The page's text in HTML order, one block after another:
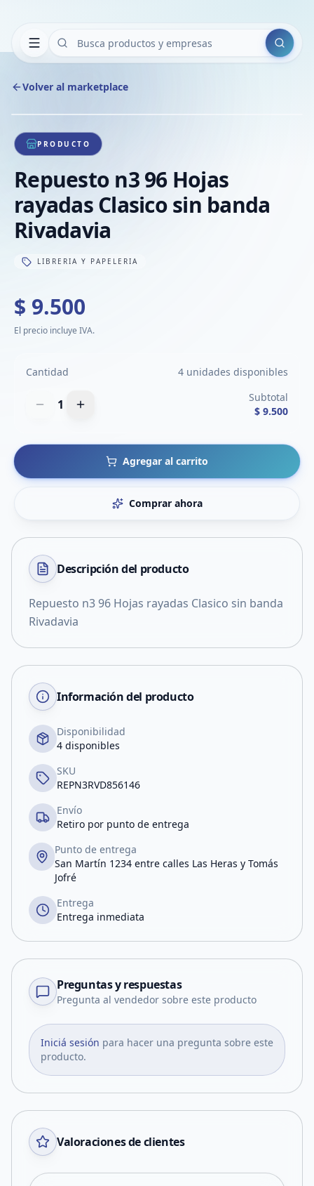
Buscar
Volver al marketplace
1/1
PRODUCTO
Repuesto n3 96 Hojas
rayadas Clasico sin banda
Rivadavia
LIBRERIA Y PAPELERIA
$ 9.500
El precio incluye IVA.
Cantidad 4 unidades disponibles
1
Subtotal
$ 9.500
Agregar al carrito
Comprar ahora
Descripción del producto
Repuesto n3 96 Hojas rayadas Clasico sin banda
Rivadavia
Información del producto
Disponibilidad
4 disponibles
SKU
REPN3RVD856146
Envío
Retiro por punto de entrega
Punto de entrega
San Martín 1234 entre calles Las Heras y Tomás
Jofré
Entrega
Entrega inmediata
Preguntas y respuestas
Pregunta al vendedor sobre este producto
Iniciá sesión para hacer una pregunta sobre este
producto.
Valoraciones de clientes